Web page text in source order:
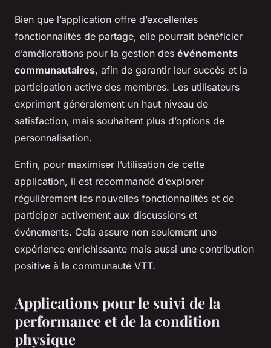
Bien que l’application offre d’excellentes
fonctionnalités de partage, elle pourrait bénéficier
d’améliorations pour la gestion des événements
communautaires, afin de garantir leur succès et la
participation active des membres. Les utilisateurs
expriment généralement un haut niveau de
satisfaction, mais souhaitent plus d’options de
personnalisation.
Enfin, pour maximiser l’utilisation de cette
application, il est recommandé d’explorer
régulièrement les nouvelles fonctionnalités et de
participer activement aux discussions et
événements. Cela assure non seulement une
expérience enrichissante mais aussi une contribution
positive à la communauté VTT.
Applications pour le suivi de la
performance et de la condition
physique